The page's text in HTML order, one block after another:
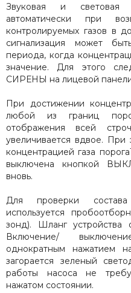
Звуковая и световая
автоматически при
контролируемых газов в
сигнализация может
периода, когда
значение. Для этого
СИРЕНЫ на лицевой
При достижении
любой из границ
отображения всей
увеличивается вдвое.
концентрацией газа
выключена кнопкой
вновь.
Для проверки
используется
зонд). Шланг устройства
Включение/
однократным нажатием
загорается зеленый
работы насоса не
нажатом состоянии.